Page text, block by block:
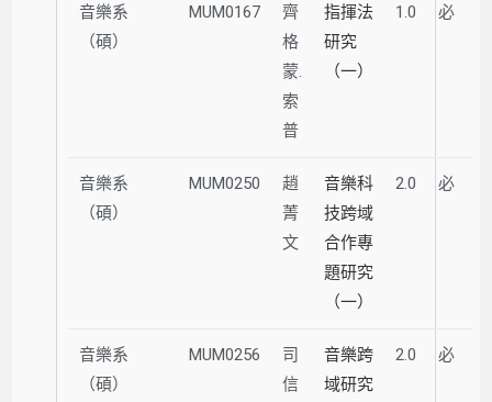
音樂系
（碩）
MUM0167
齊
格
蒙.
索
普
指揮法
研究
（一）
1.0 必
音樂系
（碩）
MUM0250
趙
菁
文
音樂科
技跨域
合作專
題研究
（一）
2.0 必
音樂系
（碩）
MUM0256
司
信
音樂跨
域研究
2.0 必